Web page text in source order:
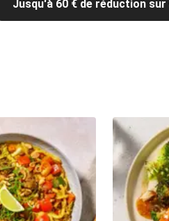
Jusqu'à 60 € de réduction